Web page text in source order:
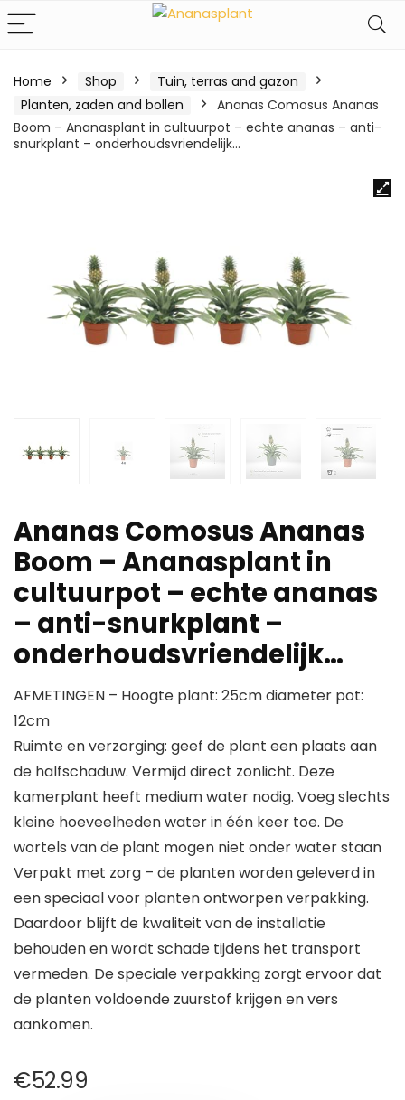
Home Shop
Tuin, terras and gazon
Planten, zaden and bollen
Ananas Comosus Ananas
Boom – Ananasplant in cultuurpot – echte ananas – anti-
snurkplant – onderhoudsvriendelijk…
Ananas Comosus Ananas
Boom – Ananasplant in
cultuurpot – echte ananas
– anti-snurkplant –
onderhoudsvriendelijk…
AFMETINGEN – Hoogte plant: 25cm diameter pot:
12cm
Ruimte en verzorging: geef de plant een plaats aan
de halfschaduw. Vermijd direct zonlicht. Deze
kamerplant heeft medium water nodig. Voeg slechts
kleine hoeveelheden water in één keer toe. De
wortels van de plant mogen niet onder water staan
Verpakt met zorg – de planten worden geleverd in
een speciaal voor planten ontworpen verpakking.
Daardoor blijft de kwaliteit van de installatie
behouden en wordt schade tijdens het transport
vermeden. De speciale verpakking zorgt ervoor dat
de planten voldoende zuurstof krijgen en vers
aankomen.
€52.99